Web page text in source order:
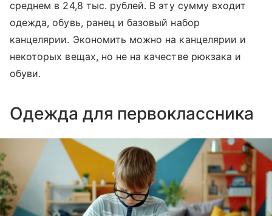
среднем в 24,8 тыс. рублей. В эту сумму входит
одежда, обувь, ранец и базовый набор
канцелярии. Экономить можно на канцелярии и
некоторых вещах, но не на качестве рюкзака и
обуви.
Одежда для первоклассника